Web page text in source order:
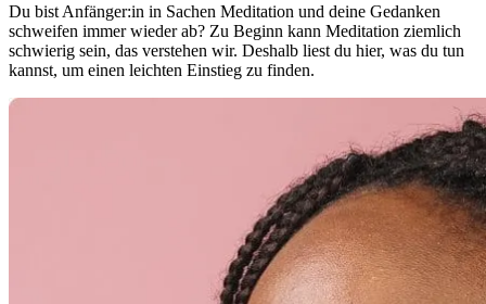
Du bist Anfänger:in in Sachen Meditation und deine Gedanken
schweifen immer wieder ab? Zu Beginn kann Meditation ziemlich
schwierig sein, das verstehen wir. Deshalb liest du hier, was du tun
kannst, um einen leichten Einstieg zu finden.